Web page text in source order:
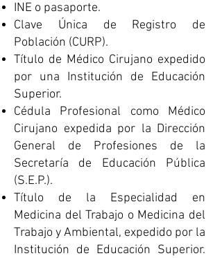
INE o pasaporte.
Clave Única de Registro de
Población (CURP).
Título de Médico Cirujano expedido
por una Institución de Educación
Superior.
Cédula Profesional como Médico
Cirujano expedida por la Dirección
General de Profesiones de la
Secretaría de Educación Pública
(S.E.P.).
Título de la Especialidad en
Medicina del Trabajo o Medicina del
Trabajo y Ambiental, expedido por la
Institución de Educación Superior.